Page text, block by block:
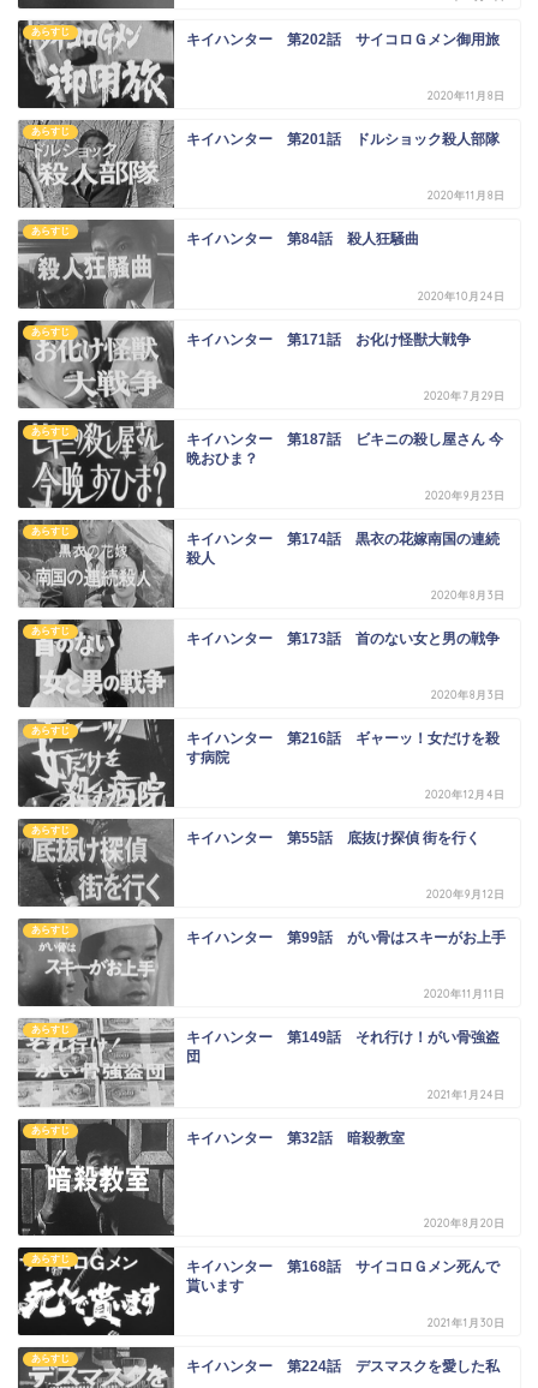
あらすじ キイハンター 第202話 サイコロＧメン御用旅
2020年11月8日
あらすじ キイハンター 第201話 ドルショック殺人部隊
2020年11月8日
あらすじ キイハンター 第84話 殺人狂騒曲
2020年10月24日
あらすじ キイハンター 第171話 お化け怪獣大戦争
2020年7月29日
あらすじ
キイハンター 第187話 ビキニの殺し屋さん 今
晩おひま？
2020年9月23日
あらすじ
キイハンター 第174話 黒衣の花嫁南国の連続
殺人
2020年8月3日
あらすじ キイハンター 第173話 首のない女と男の戦争
2020年8月3日
あらすじ
キイハンター 第216話 ギャーッ！女だけを殺
す病院
2020年12月4日
あらすじ キイハンター 第55話 底抜け探偵 街を行く
2020年9月12日
あらすじ キイハンター 第99話 がい骨はスキーがお上手
2020年11月11日
あらすじ
キイハンター 第149話 それ行け！がい骨強盗
団
2021年1月24日
あらすじ キイハンター 第32話 暗殺教室
2020年8月20日
あらすじ
キイハンター 第168話 サイコロＧメン死んで
貰います
2021年1月30日
あらすじ キイハンター 第224話 デスマスクを愛した私